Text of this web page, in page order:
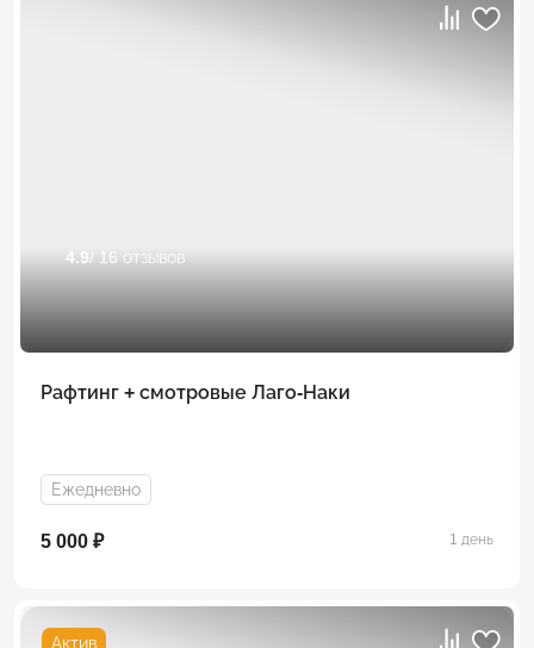
4.9 / 16 отзывов
Рафтинг + смотровые Лаго-Наки
Ежедневно
5 000 ₽ 1 день
Актив